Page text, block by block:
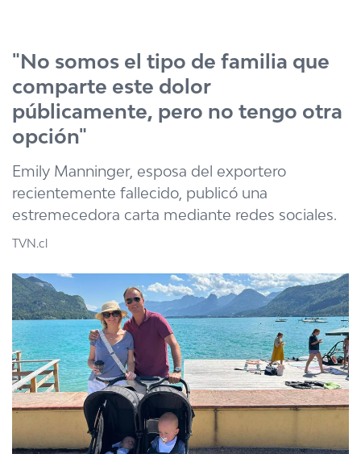
"No somos el tipo de familia que
comparte este dolor
públicamente, pero no tengo otra
opción"
Emily Manninger, esposa del exportero
recientemente fallecido, publicó una
estremecedora carta mediante redes sociales.
TVN.cl